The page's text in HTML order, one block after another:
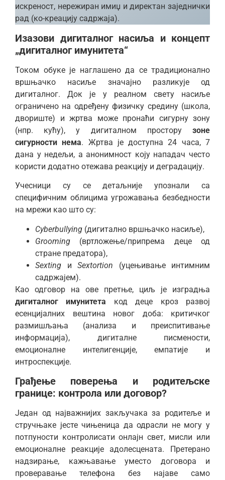
искреност, нережиран имиџ и директан заједнички
рад (ко-креацију садржаја).
Изазови дигиталног насиља и концепт
„дигиталног имунитета“
Током обуке је наглашено да се традиционално
вршњачко насиље значајно разликује од
дигиталног. Док је у реалном свету насиље
ограничено на одређену физичку средину (школа,
двориште) и жртва може пронаћи сигурну зону
(нпр. кућу), у дигиталном простору зоне
сигурности нема. Жртва је доступна 24 часа, 7
дана у недељи, а анонимност коју нападач често
користи додатно отежава реакцију и деградацију.
Учесници су се детаљније упознали са
специфичним облицима угрожавања безбедности
на мрежи као што су:
Cyberbullying (дигитално вршњачко насиље),
Grooming (вртложење/припрема деце од
стране предатора),
Sexting и Sextortion (уцењивање интимним
садржајем).
Као одговор на ове претње, циљ је изградња
дигиталног имунитета код деце кроз развој
есенцијалних вештина новог доба: критичког
размишљања (анализа и преиспитивање
информација), дигиталне писмености,
емоционалне интелигенције, емпатије и
интроспекције.
Грађење поверења и родитељске
границе: контрола или договор?
Један од најважнијих закључака за родитеље и
стручњаке јесте чињеница да одрасли не могу у
потпуности контролисати онлајн свет, мисли или
емоционалне реакције адолесцената. Претерано
надзирање, кажњавање уместо договора и
проверавање телефона без најаве само